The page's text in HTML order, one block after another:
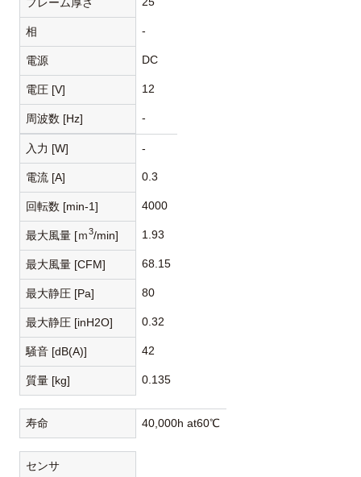
相 -
電源 DC
電圧 [V] 12
周波数 [Hz] -
入力 [W] -
電流 [A] 0.3
回転数 [min-1] 4000
最大風量 [ｍ3/min] 1.93
最大風量 [CFM] 68.15
最大静圧 [Pa] 80
最大静圧 [inH2O] 0.32
騒音 [dB(A)] 42
質量 [kg] 0.135
寿命 40,000h at60℃
センサ